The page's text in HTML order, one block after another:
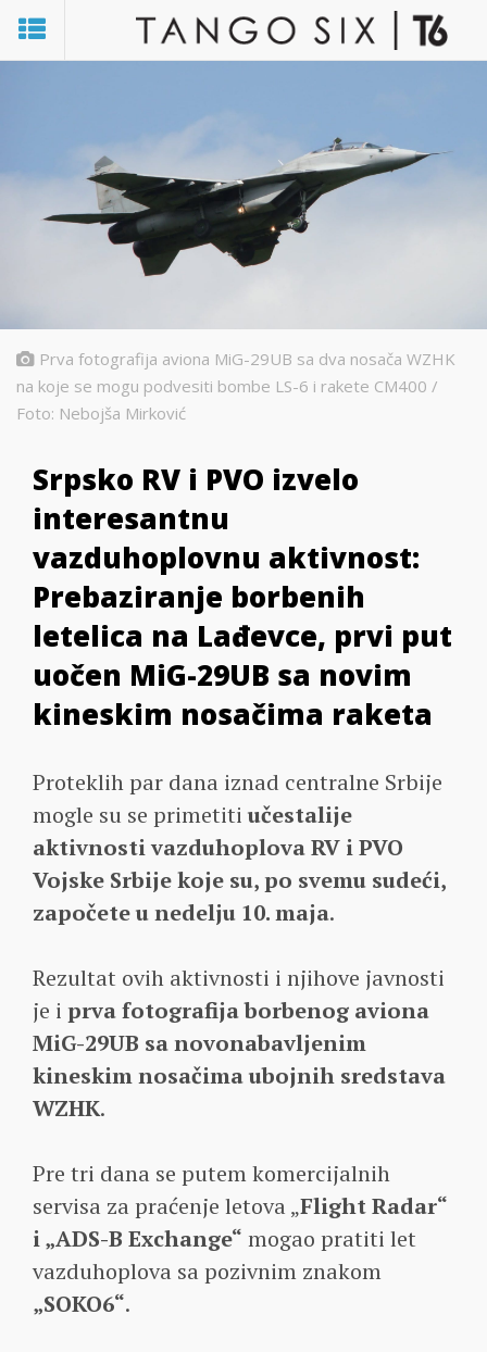
Prva fotografija aviona MiG-29UB sa dva nosača WZHK
na koje se mogu podvesiti bombe LS-6 i rakete CM400 /
Foto: Nebojša Mirković
Srpsko RV i PVO izvelo
interesantnu
vazduhoplovnu aktivnost:
Prebaziranje borbenih
letelica na Lađevce, prvi put
uočen MiG-29UB sa novim
kineskim nosačima raketa
Proteklih par dana iznad centralne Srbije
mogle su se primetiti učestalije
aktivnosti vazduhoplova RV i PVO
Vojske Srbije koje su, po svemu sudeći,
započete u nedelju 10. maja.
Rezultat ovih aktivnosti i njihove javnosti
je i prva fotografija borbenog aviona
MiG-29UB sa novonabavljenim
kineskim nosačima ubojnih sredstava
WZHK.
Pre tri dana se putem komercijalnih
servisa za praćenje letova „Flight Radar“
i „ADS-B Exchange“ mogao pratiti let
vazduhoplova sa pozivnim znakom
„SOKO6“.